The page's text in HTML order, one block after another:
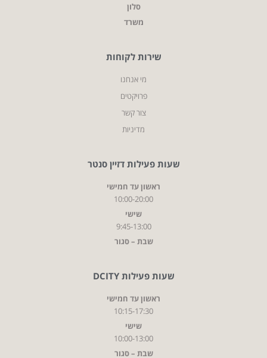
סלון
משרד
שירות לקוחות
מי אנחנו
פרויקטים
צור קשר
מדיניות
שעות פעילות דזיין סנטר
ראשון עד חמישי
10:00-20:00
שישי
9:45-13:00
שבת – סגור
שעות פעילות DCITY
ראשון עד חמישי
10:15-17:30
שישי
10:00-13:00
שבת – סגור